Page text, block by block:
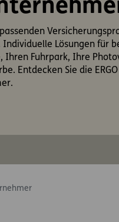
Lösungen für
Ihren Fuhrpark, Ihre
Entdecken Sie die
Aktiengesellschaft